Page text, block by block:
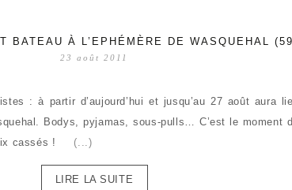
BATEAU À L’EPHÉMÈRE DE WASQUEHAL
23 août 2011
: à partir d’aujourd’hui et jusqu’au 27 août aura
Bodys, pyjamas, sous-pulls… C’est le moment
cassés ! (...)
LIRE LA SUITE